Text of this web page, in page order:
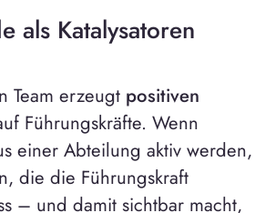
als Katalysatoren
Team erzeugt positiven
Führungskräfte. Wenn
einer Abteilung aktiv werden,
die die Führungskraft
– und damit sichtbar macht,